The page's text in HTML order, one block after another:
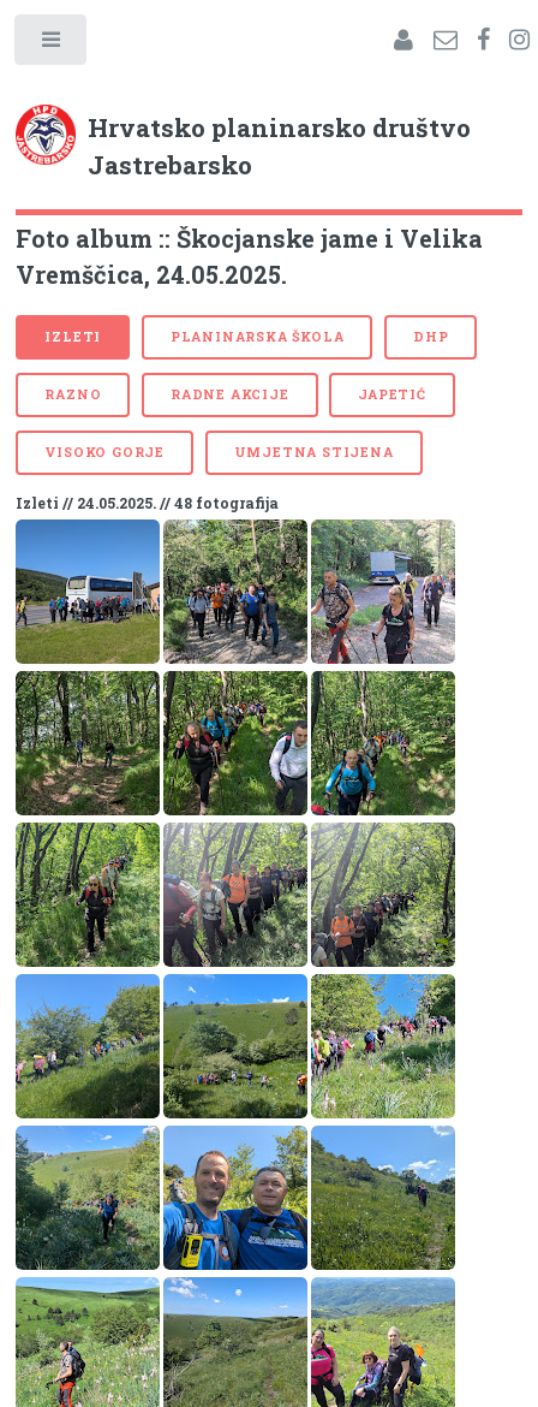
Hrvatsko planinarsko društvo
Jastrebarsko
Foto album :: Škocjanske jame i Velika
Vremščica, 24.05.2025.
IZLETI PLANINARSKA ŠKOLA DHP
RAZNO RADNE AKCIJE JAPETIĆ
VISOKO GORJE UMJETNA STIJENA
Izleti // 24.05.2025. // 48 fotografija